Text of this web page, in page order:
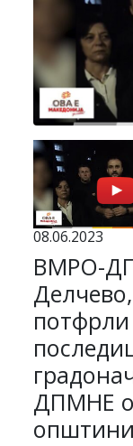
08.06.2023
ВМРО-
ДПМНЕ